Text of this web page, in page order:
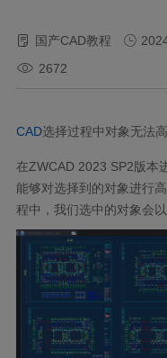
国产CAD教程
2672
CAD选择过程中对象无法
在ZWCAD 2023 SP2版本
能够对选择到的对象进行
程中，我们选中的对象会